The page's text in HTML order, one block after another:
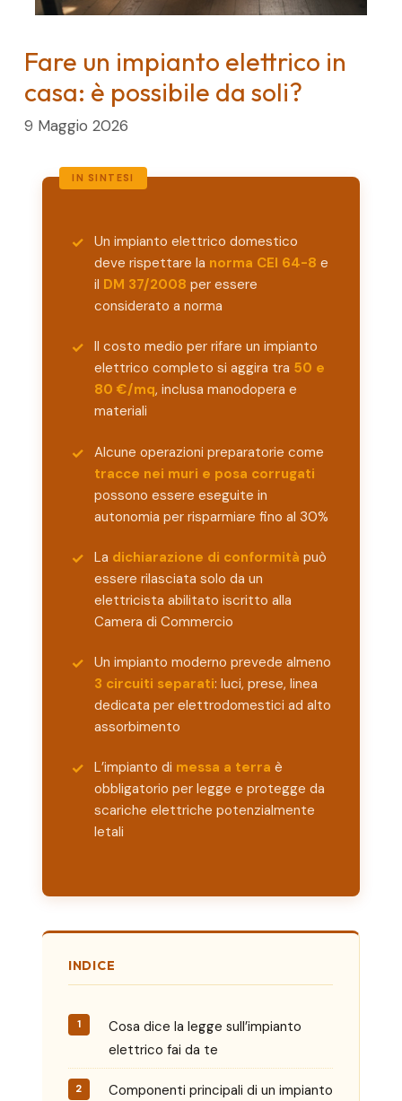
Fare un impianto elettrico in
casa: è possibile da soli?
9 Maggio 2026
Un impianto elettrico domestico
deve rispettare la norma CEI 64-8 e
il DM 37/2008 per essere
considerato a norma
Il costo medio per rifare un impianto
elettrico completo si aggira tra 50 e
80 €/mq, inclusa manodopera e
materiali
Alcune operazioni preparatorie come
tracce nei muri e posa corrugati
possono essere eseguite in
autonomia per risparmiare fino al 30%
La dichiarazione di conformità può
essere rilasciata solo da un
elettricista abilitato iscritto alla
Camera di Commercio
Un impianto moderno prevede almeno
3 circuiti separati: luci, prese, linea
dedicata per elettrodomestici ad alto
assorbimento
L’impianto di messa a terra è
obbligatorio per legge e protegge da
scariche elettriche potenzialmente
letali
INDICE
Cosa dice la legge sull’impianto
elettrico fai da te
Componenti principali di un impianto